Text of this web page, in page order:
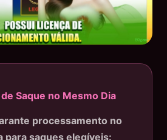
Saque no Mesmo Dia
processamento no
para saques elegíveis: